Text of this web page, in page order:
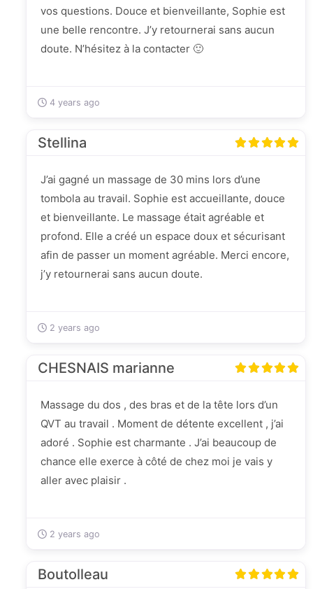
vos questions. Douce et bienveillante, Sophie est
une belle rencontre. J’y retournerai sans aucun
doute. N’hésitez à la contacter 🙂
4 years ago
Stellina
J’ai gagné un massage de 30 mins lors d’une
tombola au travail. Sophie est accueillante, douce
et bienveillante. Le massage était agréable et
profond. Elle a créé un espace doux et sécurisant
afin de passer un moment agréable. Merci encore,
j’y retournerai sans aucun doute.
2 years ago
CHESNAIS marianne
Massage du dos , des bras et de la tête lors d’un
QVT au travail . Moment de détente excellent , j’ai
adoré . Sophie est charmante . J’ai beaucoup de
chance elle exerce à côté de chez moi je vais y
aller avec plaisir .
2 years ago
Boutolleau